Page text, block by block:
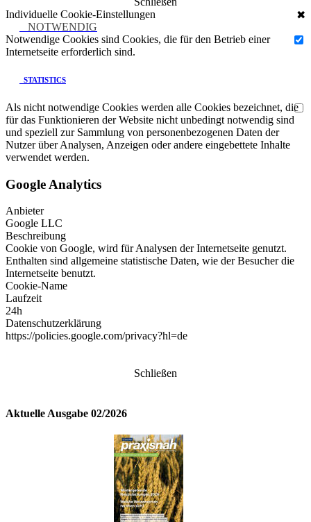
Individuelle Cookie-Einstellungen
✖
NOTWENDIG
Notwendige Cookies sind Cookies, die für den Betrieb einer
Internetseite erforderlich sind.
STATISTICS
Als nicht notwendige Cookies werden alle Cookies bezeichnet, die
für das Funktionieren der Website nicht unbedingt notwendig sind
und speziell zur Sammlung von personenbezogenen Daten der
Nutzer über Analysen, Anzeigen oder andere eingebettete Inhalte
verwendet werden.
Google Analytics
Anbieter
Google LLC
Beschreibung
Cookie von Google, wird für Analysen der Internetseite genutzt.
Enthalten sind allgemeine statistische Daten, wie der Besucher die
Internetseite benutzt.
Cookie-Name
Laufzeit
24h
Datenschutzerklärung
https://policies.google.com/privacy?hl=de
Schließen
Aktuelle Ausgabe 02/2026